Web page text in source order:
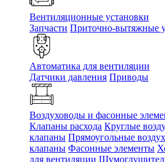
Вентиляционные установки
Запчасти Приточно-вытяжные
Автоматика для вентиляции
Датчики давления Приводы
Воздуховоды и фасонные
Клапаны расхода Круглые
клапаны Прямоугольные
клапаны Фасонные элементы
для вентиляции